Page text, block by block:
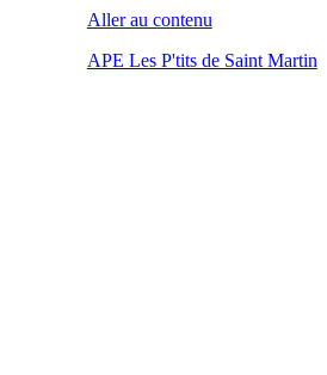
Aller au contenu
APE Les P'tits de Saint Martin